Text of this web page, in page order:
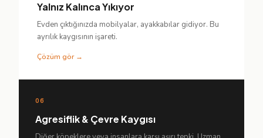
Yalnız Kalınca Yıkıyor
Evden çıktığınızda mobilyalar, ayakkabılar gidiyor. Bu
ayrılık kaygısının işareti.
Çözüm gör →
06
Agresiflik & Çevre Kaygısı